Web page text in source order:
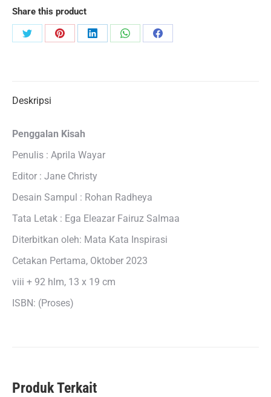
Share this product
Share
Share
Share
Share
Share
Deskripsi
Penggalan Kisah
Penulis : Aprila Wayar
Editor : Jane Christy
Desain Sampul : Rohan Radheya
Tata Letak : Ega Eleazar Fairuz Salmaa
Diterbitkan oleh: Mata Kata Inspirasi
Cetakan Pertama, Oktober 2023
viii + 92 hlm, 13 x 19 cm
ISBN: (Proses)
Produk Terkait